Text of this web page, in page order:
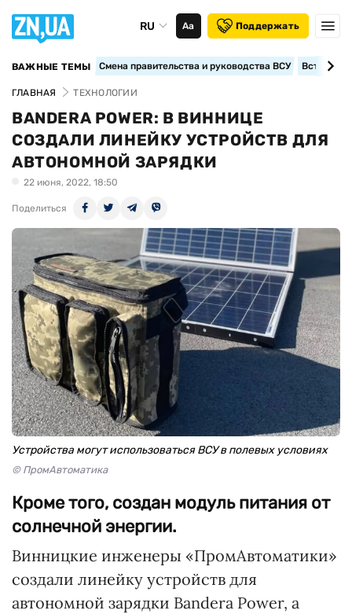
RU Аа Поддержать
ВАЖНЫЕ ТЕМЫ Смена правительства и руководства ВСУ
ГЛАВНАЯ ТЕХНОЛОГИИ
BANDERA POWER: В ВИННИЦЕ
СОЗДАЛИ ЛИНЕЙКУ УСТРОЙСТВ ДЛЯ
АВТОНОМНОЙ ЗАРЯДКИ
22 июня, 2022, 18:50
Поделиться
Устройства могут использоваться ВСУ в полевых условиях
© ПромАвтоматика
Кроме того, создан модуль питания от
солнечной энергии.
Винницкие инженеры «ПромАвтоматики»
создали линейку устройств для
автономной зарядки Bandera Power, а